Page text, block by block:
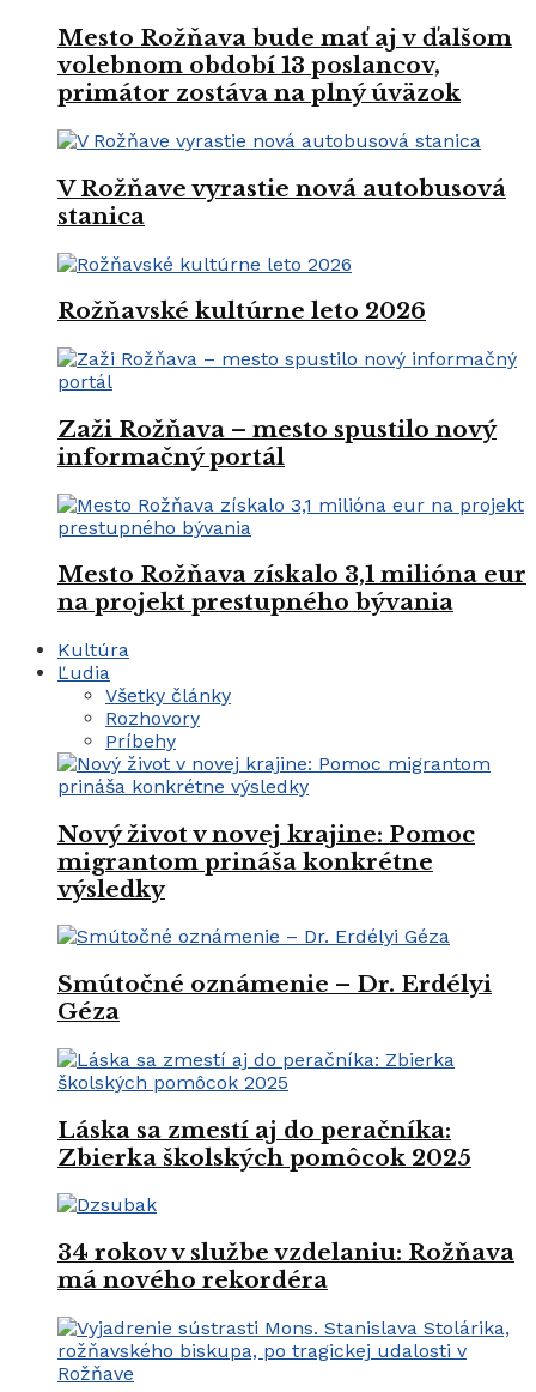
Mesto Rožňava bude mať aj v ďalšom
volebnom období 13 poslancov,
primátor zostáva na plný úväzok
V Rožňave vyrastie nová autobusová
stanica
Rožňavské kultúrne leto 2026
Zaži Rožňava – mesto spustilo nový
informačný portál
Mesto Rožňava získalo 3,1 milióna eur
na projekt prestupného bývania
Kultúra
Ľudia
Všetky články
Rozhovory
Príbehy
Nový život v novej krajine: Pomoc
migrantom prináša konkrétne
výsledky
Smútočné oznámenie – Dr. Erdélyi
Géza
Láska sa zmestí aj do peračníka:
Zbierka školských pomôcok 2025
34 rokov v službe vzdelaniu: Rožňava
má nového rekordéra